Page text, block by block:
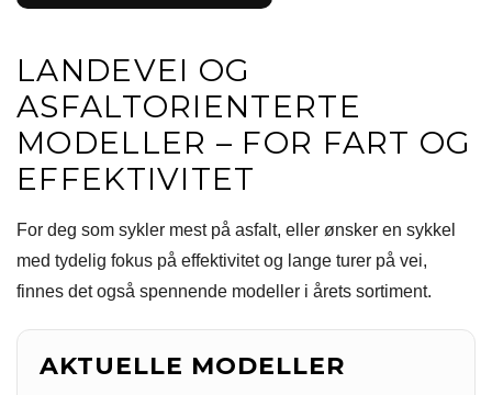
LANDEVEI OG
ASFALTORIENTERTE
MODELLER – FOR FART OG
EFFEKTIVITET
For deg som sykler mest på asfalt, eller ønsker en sykkel
med tydelig fokus på effektivitet og lange turer på vei,
finnes det også spennende modeller i årets sortiment.
AKTUELLE MODELLER